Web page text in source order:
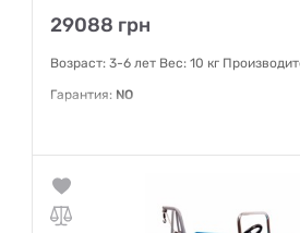
29088 грн
Возраст: 3-6 лет Вес: 10 кг
Гарантия: NO